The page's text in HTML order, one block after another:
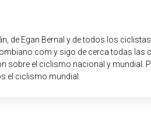
de Egan Bernal y de todos los
y sigo de cerca todas las
sobre el ciclismo nacional y mundial.
el ciclismo mundial.